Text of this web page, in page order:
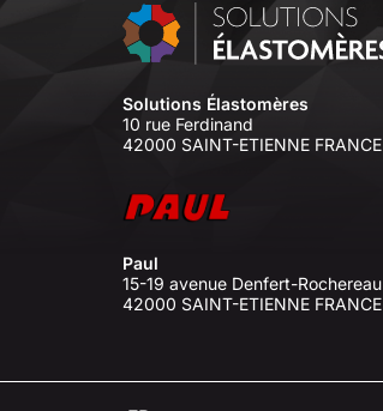
Solutions Élastomères
10 rue Ferdinand
42000 SAINT-ETIENNE FRANCE
Paul
15-19 avenue Denfert-Rochereau
42000 SAINT-ETIENNE FRANCE